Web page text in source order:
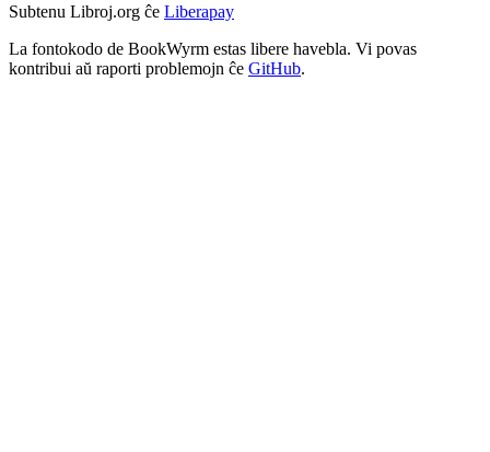
Subtenu Libroj.org ĉe Liberapay
La fontokodo de BookWyrm estas libere havebla. Vi povas
kontribui aŭ raporti problemojn ĉe GitHub.